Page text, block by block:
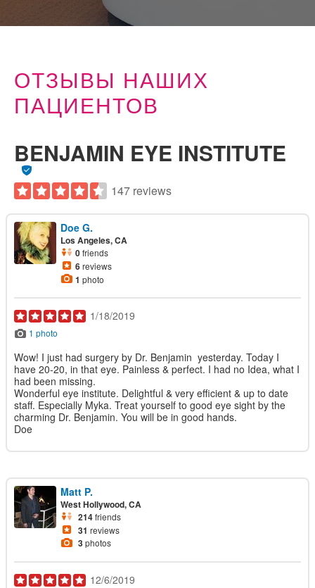
ОТЗЫВЫ НАШИХ
ПАЦИЕНТОВ
BENJAMIN EYE INSTITUTE
147 reviews
Doe G.
Los Angeles, CA
0friends
6reviews
1 photo
1/18/2019
1 photo
Wow! I just had surgery by Dr. Benjamin yesterday. Today I
have 20-20, in that eye. Painless & perfect. I had no Idea, what I
had been missing.
Wonderful eye institute. Delightful & very efficient & up to date
staff. Especially Myka. Treat yourself to good eye sight by the
charming Dr. Benjamin. You will be in good hands.
Doe
Matt P.
West Hollywood, CA
214friends
31 reviews
3photos
12/6/2019